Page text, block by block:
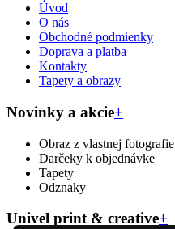
Úvod
O nás
Obchodné podmienky
Doprava a platba
Kontakty
Tapety a obrazy
Novinky a akcie+
Obraz z vlastnej fotografie
Darčeky k objednávke
Tapety
Odznaky
Univel print & creative+